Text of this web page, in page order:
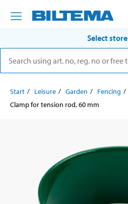
Select store
Start Leisure Garden Fencing
Clamp for tension rod, 60 mm